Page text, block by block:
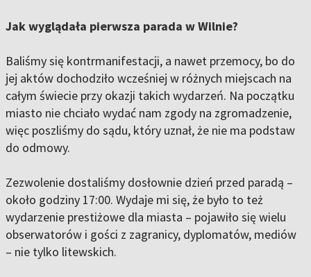
Jak wyglądała pierwsza parada w Wilnie?
Baliśmy się kontrmanifestacji, a nawet przemocy, bo do
jej aktów dochodziło wcześniej w różnych miejscach na
całym świecie przy okazji takich wydarzeń. Na początku
miasto nie chciało wydać nam zgody na zgromadzenie,
więc poszliśmy do sądu, który uznał, że nie ma podstaw
do odmowy.
Zezwolenie dostaliśmy dosłownie dzień przed paradą –
około godziny 17:00. Wydaje mi się, że było to też
wydarzenie prestiżowe dla miasta – pojawiło się wielu
obserwatorów i gości z zagranicy, dyplomatów, mediów
– nie tylko litewskich.